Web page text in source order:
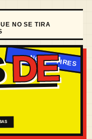
NO SE TIRA
DE